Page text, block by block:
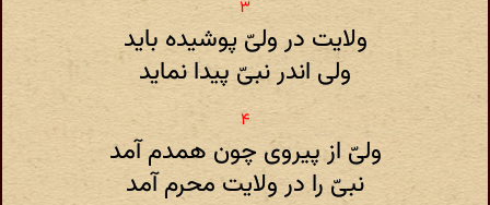
ولایت در ولیّ پوشیده باید
ولی اندر نبیّ پیدا نماید
ولیّ از پیروی چون همدم آمد
نبیّ را در ولایت محرم آمد